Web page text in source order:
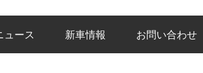
ュース 新車情報 お問い合わせ